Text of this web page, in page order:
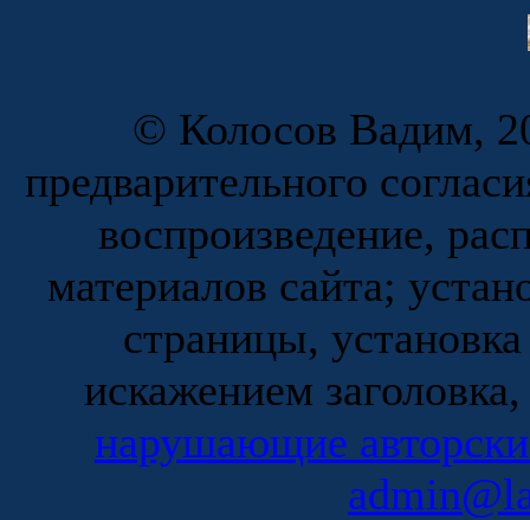
© Колосов Вадим,
предварительного
воспроизведение,
материалов сайта;
страницы,
искажением
нарушающие